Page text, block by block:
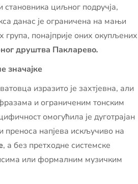
становника циљног подручја,
данас је ограничена на мањи
група, понајприје оних окупљених
друштва Пакларево.
значајке
изразито је захтјевна, али
и ограниченим тонским
омогућила је дуготрајан
преноса напјева искључиво на
, а без претходне системске
или формалним музичким